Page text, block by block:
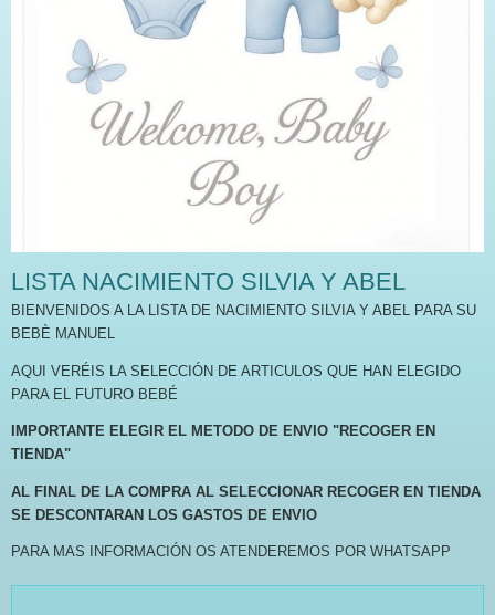
LISTA NACIMIENTO SILVIA Y ABEL
BIENVENIDOS A LA LISTA DE NACIMIENTO SILVIA Y ABEL PARA SU
BEBÈ MANUEL
AQUI VERÉIS LA SELECCIÓN DE ARTICULOS QUE HAN ELEGIDO
PARA EL FUTURO BEBÉ
IMPORTANTE ELEGIR EL METODO DE ENVIO "RECOGER EN
TIENDA"
AL FINAL DE LA COMPRA AL SELECCIONAR RECOGER EN TIENDA
SE DESCONTARAN LOS GASTOS DE ENVIO
PARA MAS INFORMACIÓN OS ATENDEREMOS POR WHATSAPP